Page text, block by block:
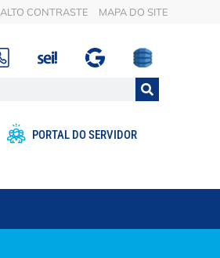
ALTO CONTRASTE MAPA DO SITE
PORTAL DO SERVIDOR